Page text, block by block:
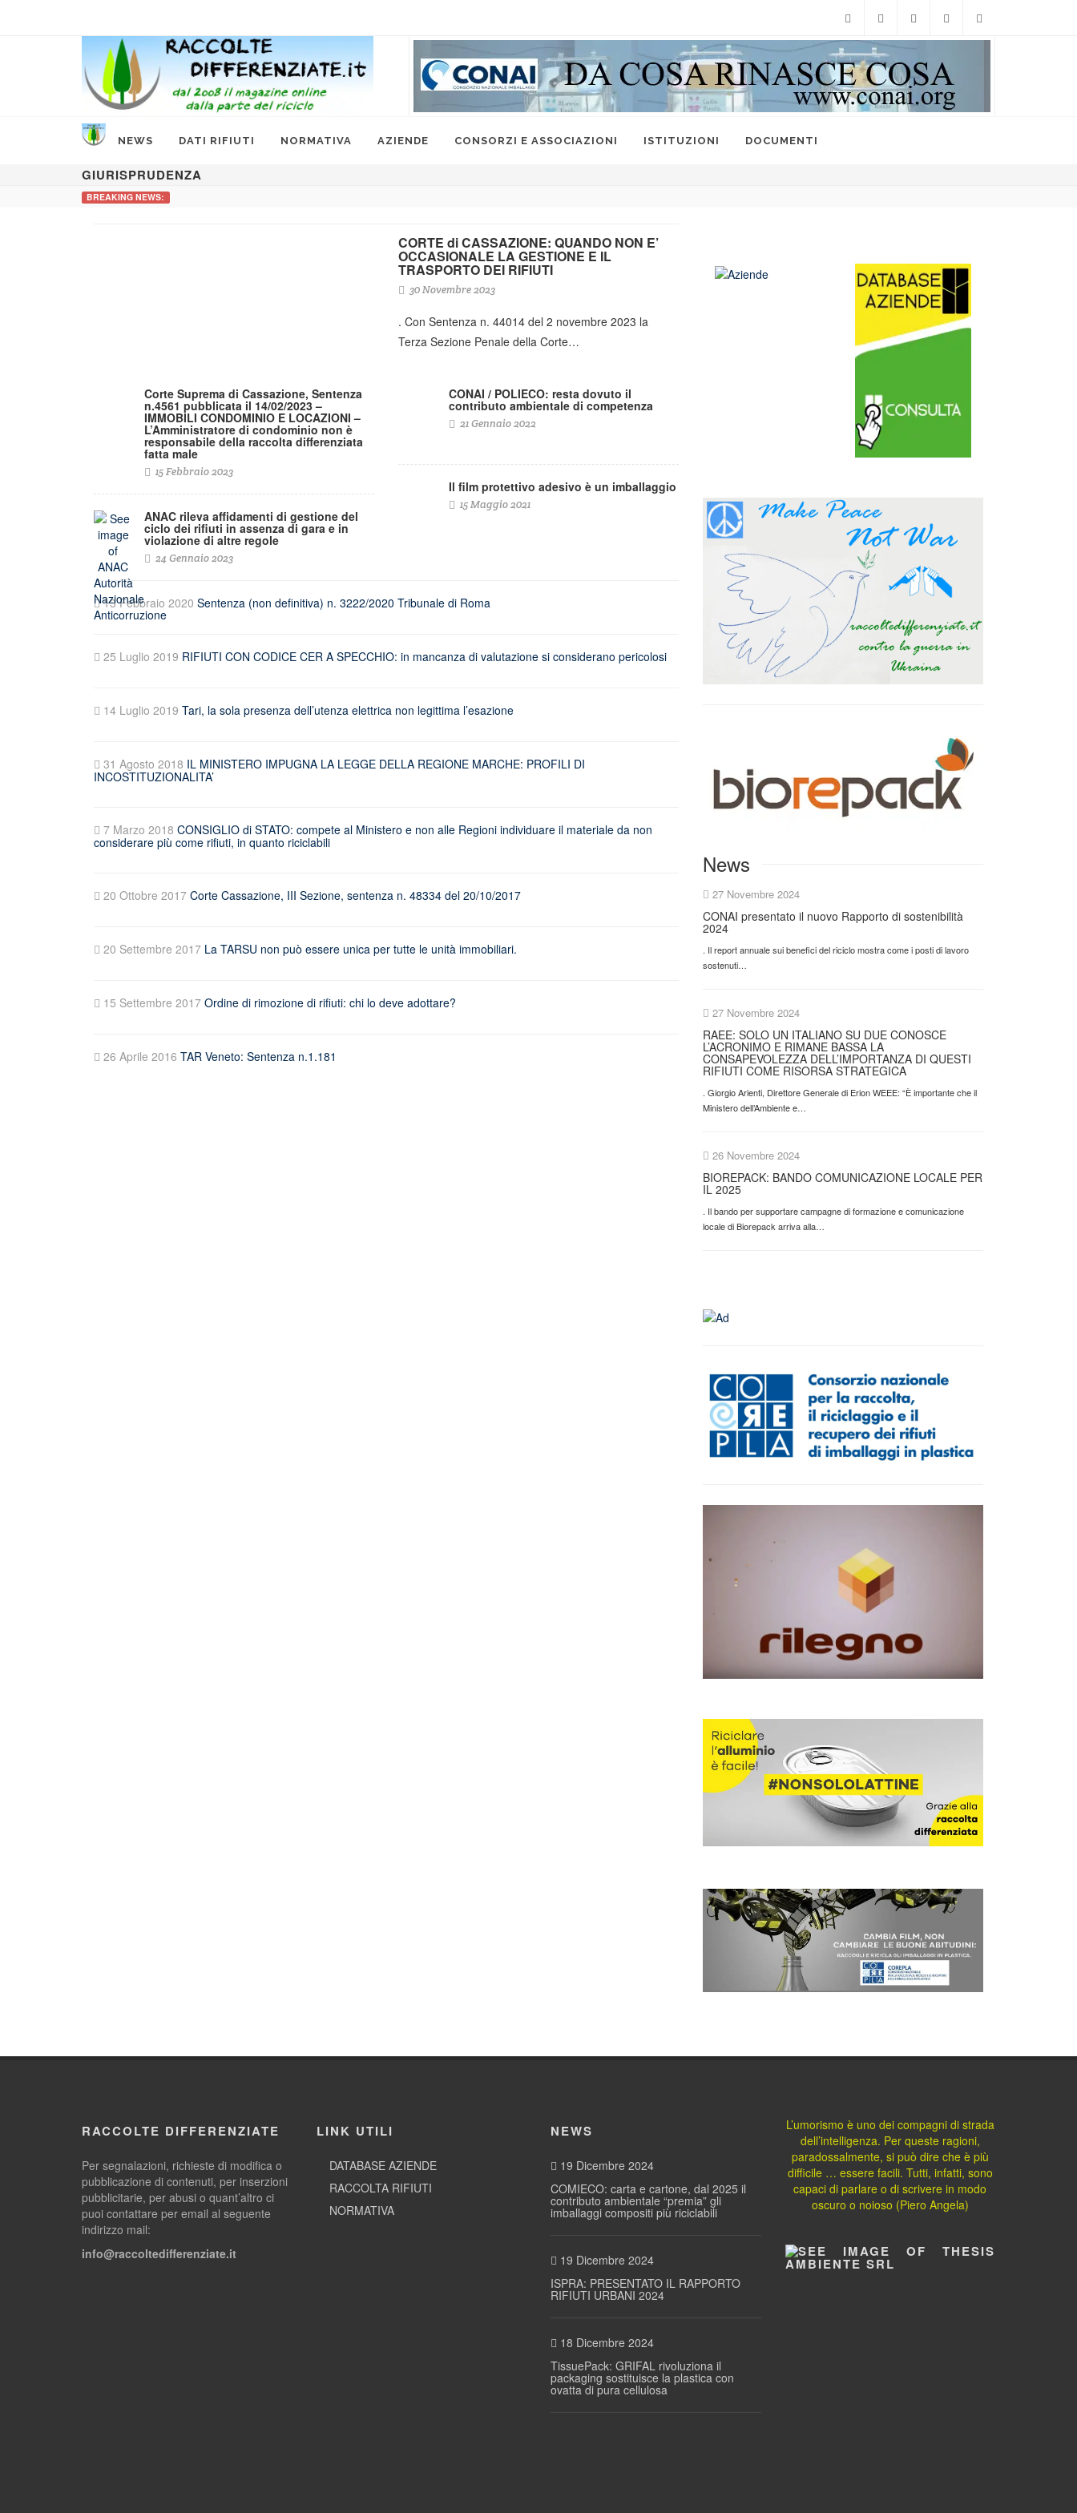
FacebookTwitter
NEWS DATI RIFIUTI NORMATIVA AZIENDE CONSORZI E ASSOCIAZIONI ISTITUZIONI DOCUMENTI
GIURISPRUDENZA
BREAKING NEWS:
CORTE di CASSAZIONE: QUANDO NON E’
OCCASIONALE LA GESTIONE E IL
TRASPORTO DEI RIFIUTI
30 Novembre 2023
. Con Sentenza n. 44014 del 2 novembre 2023 la
Terza Sezione Penale della Corte…
Corte Suprema di Cassazione, Sentenza
n.4561 pubblicata il 14/02/2023 –
IMMOBILI CONDOMINIO E LOCAZIONI –
L’Amministratore di condominio non è
responsabile della raccolta differenziata
fatta male
15 Febbraio 2023
ANAC rileva affidamenti di gestione del
ciclo dei rifiuti in assenza di gara e in
violazione di altre regole
24 Gennaio 2023
CONAI / POLIECO: resta dovuto il
contributo ambientale di competenza
21 Gennaio 2022
Il film protettivo adesivo è un imballaggio
15 Maggio 2021
13 Febbraio 2020 Sentenza (non definitiva) n. 3222/2020 Tribunale di Roma
25 Luglio 2019 RIFIUTI CON CODICE CER A SPECCHIO: in mancanza di valutazione si considerano pericolosi
14 Luglio 2019 Tari, la sola presenza dell’utenza elettrica non legittima l’esazione
31 Agosto 2018 IL MINISTERO IMPUGNA LA LEGGE DELLA REGIONE MARCHE: PROFILI DI
INCOSTITUZIONALITA’
7 Marzo 2018 CONSIGLIO di STATO: compete al Ministero e non alle Regioni individuare il materiale da non
considerare più come rifiuti, in quanto riciclabili
20 Ottobre 2017 Corte Cassazione, III Sezione, sentenza n. 48334 del 20/10/2017
20 Settembre 2017 La TARSU non può essere unica per tutte le unità immobiliari.
15 Settembre 2017 Ordine di rimozione di rifiuti: chi lo deve adottare?
26 Aprile 2016 TAR Veneto: Sentenza n.1.181
News
27 Novembre 2024
CONAI presentato il nuovo Rapporto di sostenibilità
2024
. Il report annuale sui benefici del riciclo mostra come i posti di lavoro
sostenuti…
27 Novembre 2024
RAEE: SOLO UN ITALIANO SU DUE CONOSCE
L’ACRONIMO E RIMANE BASSA LA
CONSAPEVOLEZZA DELL’IMPORTANZA DI QUESTI
RIFIUTI COME RISORSA STRATEGICA
. Giorgio Arienti, Direttore Generale di Erion WEEE: “È importante che il
Ministero dell’Ambiente e…
26 Novembre 2024
BIOREPACK: BANDO COMUNICAZIONE LOCALE PER
IL 2025
. Il bando per supportare campagne di formazione e comunicazione
locale di Biorepack arriva alla…
RACCOLTE DIFFERENZIATE
Per segnalazioni, richieste di modifica o
pubblicazione di contenuti, per inserzioni
pubblicitarie, per abusi o quant’altro ci
puoi contattare per email al seguente
indirizzo mail:
info@raccoltedifferenziate.it
LINK UTILI
DATABASE AZIENDE
RACCOLTA RIFIUTI
NORMATIVA
NEWS
19 Dicembre 2024
COMIECO: carta e cartone, dal 2025 il
contributo ambientale “premia” gli
imballaggi compositi più riciclabili
19 Dicembre 2024
ISPRA: PRESENTATO IL RAPPORTO
RIFIUTI URBANI 2024
18 Dicembre 2024
TissuePack: GRIFAL rivoluziona il
packaging sostituisce la plastica con
ovatta di pura cellulosa
L’umorismo è uno dei compagni di strada
dell’intelligenza. Per queste ragioni,
paradossalmente, si può dire che è più
difficile … essere facili. Tutti, infatti, sono
capaci di parlare o di scrivere in modo
oscuro o noioso (Piero Angela)